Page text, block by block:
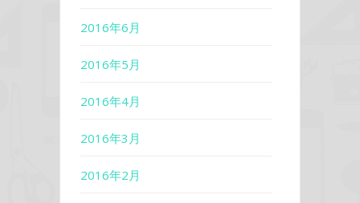
2016年6月
2016年5月
2016年4月
2016年3月
2016年2月